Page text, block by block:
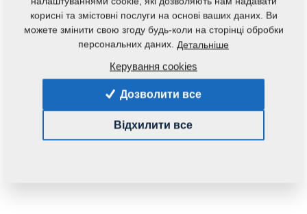
наступного обладнання:
корисні та змістовні послуги на основі ваших даних. Ви
можете змінити свою згоду будь-коли на сторінці обробки
персональних даних. Детальніше
Керування cookies
Дозволити все
Відхилити все